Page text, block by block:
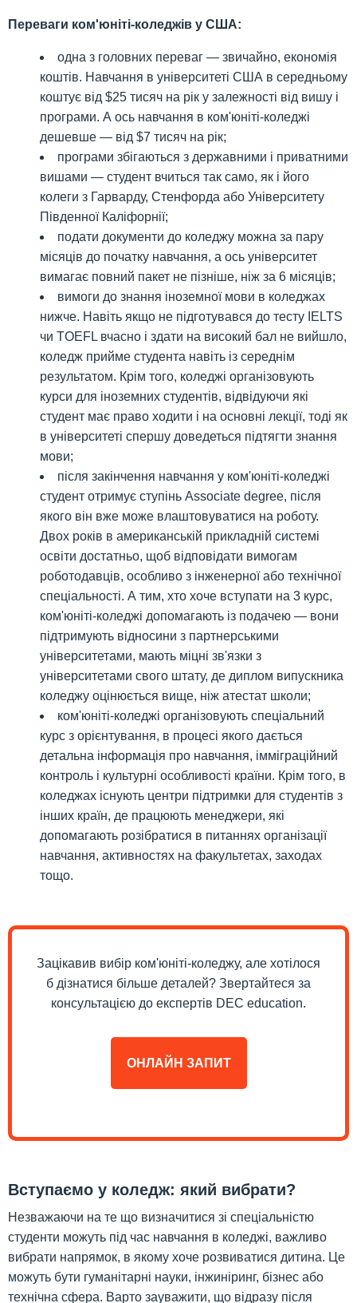
Переваги ком'юніті-коледжів у США:
одна з головних переваг — звичайно, економія
коштів. Навчання в університеті США в середньому
коштує від $25 тисяч на рік у залежності від вишу і
програми. А ось навчання в ком'юніті-коледжі
дешевше — від $7 тисяч на рік;
програми збігаються з державними і приватними
вишами — студент вчиться так само, як і його
колеги з Гарварду, Стенфорда або Університету
Південної Каліфорнії;
подати документи до коледжу можна за пару
місяців до початку навчання, а ось університет
вимагає повний пакет не пізніше, ніж за 6 місяців;
вимоги до знання іноземної мови в коледжах
нижче. Навіть якщо не підготувався до тесту IELTS
чи TOEFL вчасно і здати на високий бал не вийшло,
коледж прийме студента навіть із середнім
результатом. Крім того, коледжі організовують
курси для іноземних студентів, відвідуючи які
студент має право ходити і на основні лекції, тоді як
в університеті спершу доведеться підтягти знання
мови;
після закінчення навчання у ком'юніті-коледжі
студент отримує ступінь Associate degree, після
якого він вже може влаштовуватися на роботу.
Двох років в американській прикладній системі
освіти достатньо, щоб відповідати вимогам
роботодавців, особливо з інженерної або технічної
спеціальності. А тим, хто хоче вступати на 3 курс,
ком'юніті-коледжі допомагають із подачею — вони
підтримують відносини з партнерськими
університетами, мають міцні зв'язки з
університетами свого штату, де диплом випускника
коледжу оцінюється вище, ніж атестат школи;
ком'юніті-коледжі організовують спеціальний
курс з орієнтування, в процесі якого дається
детальна інформація про навчання, імміграційний
контроль і культурні особливості країни. Крім того, в
коледжах існують центри підтримки для студентів з
інших країн, де працюють менеджери, які
допомагають розібратися в питаннях організації
навчання, активностях на факультетах, заходах
тощо.
Зацікавив вибір ком'юніті-коледжу, але хотілося
б дізнатися більше деталей? Звертайтеся за
консультацією до експертів DEC education.
ОНЛАЙН ЗАПИТ
Вступаємо у коледж: який вибрати?
Незважаючи на те що визначитися зі спеціальністю
студенти можуть під час навчання в коледжі, важливо
вибрати напрямок, в якому хоче розвиватися дитина. Це
можуть бути гуманітарні науки, інжиніринг, бізнес або
технічна сфера. Варто зауважити, що відразу після